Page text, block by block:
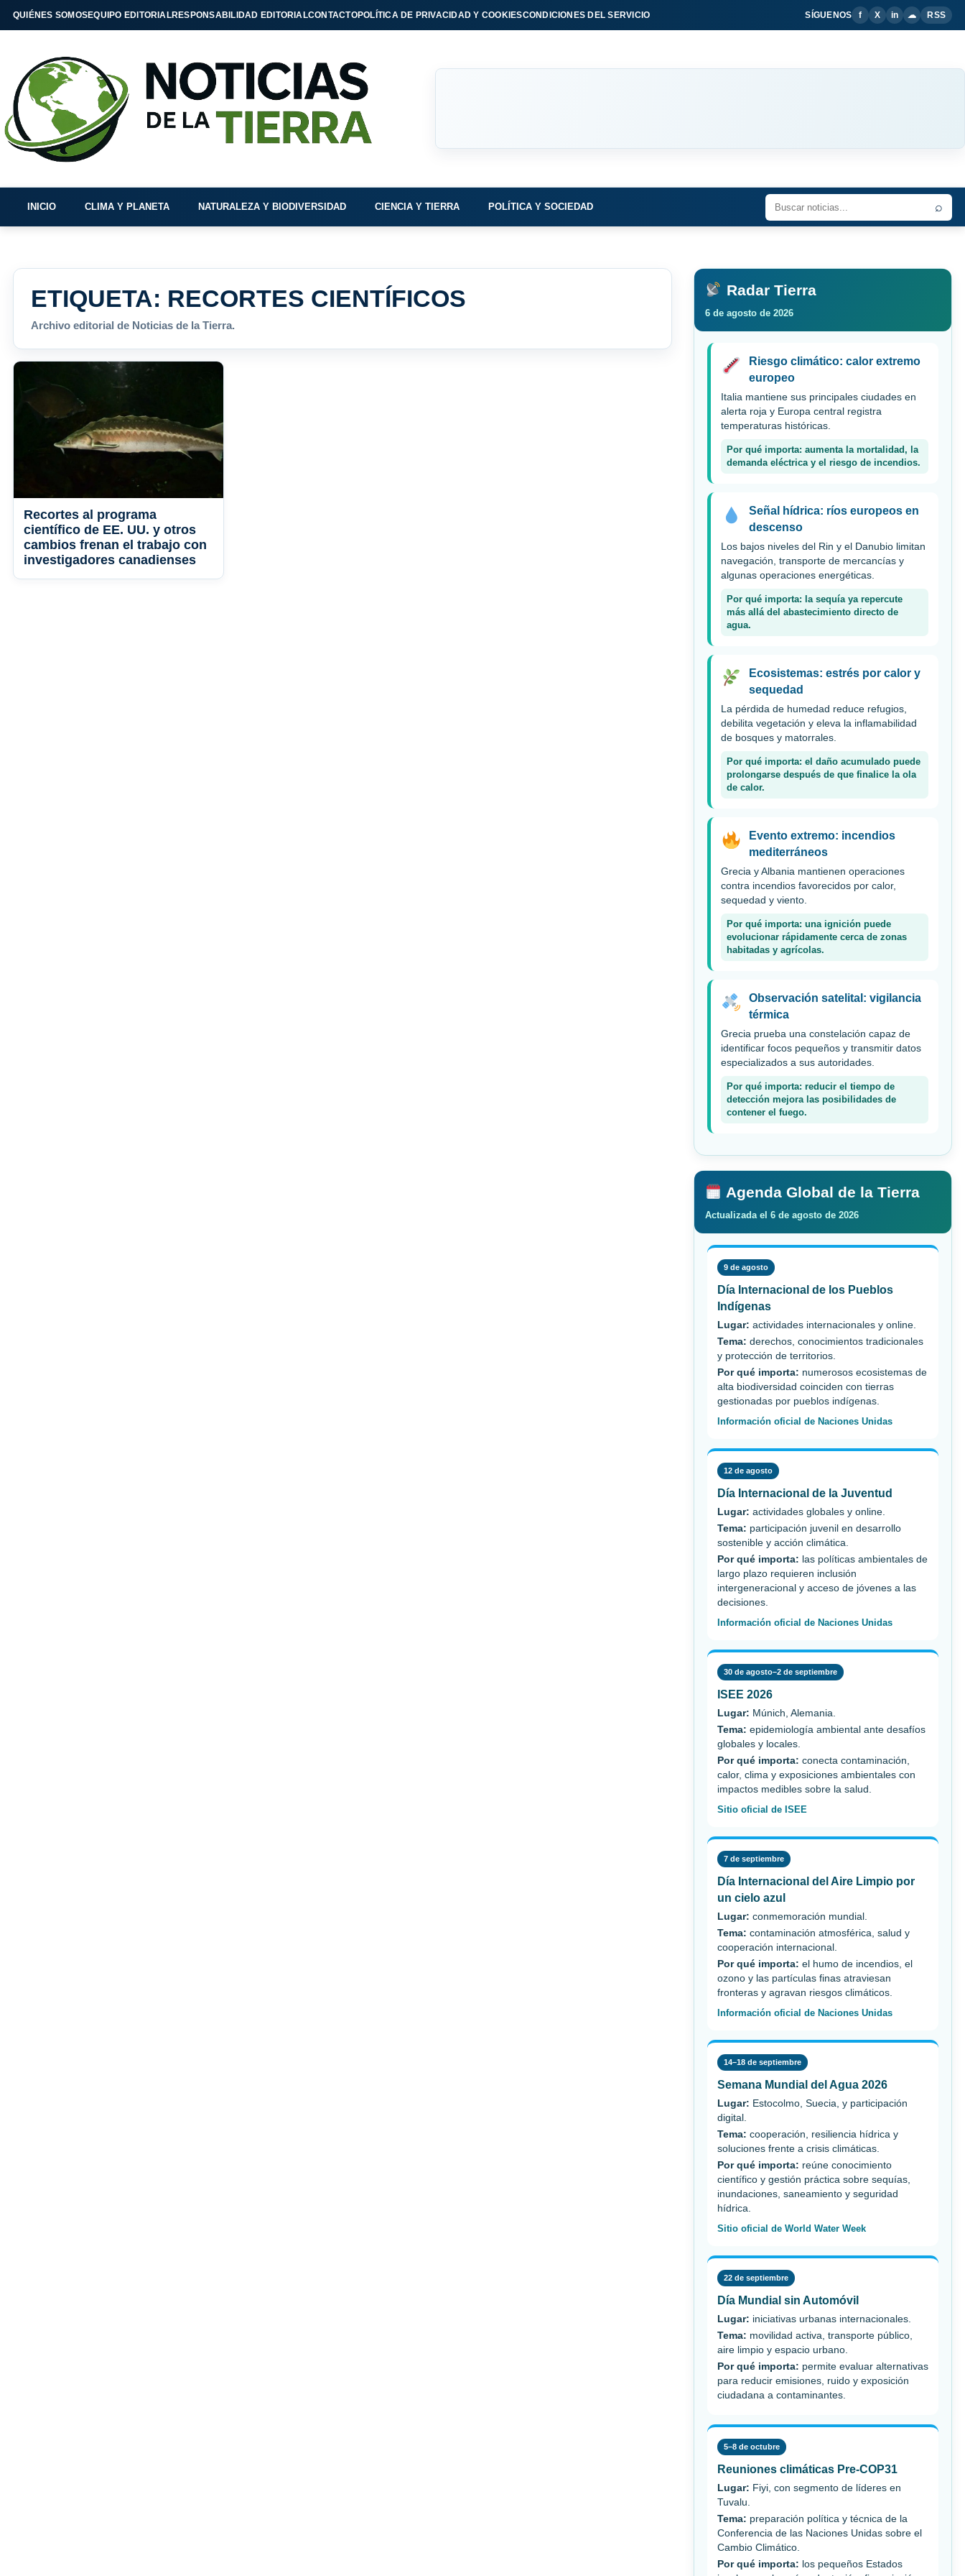
QUIÉNES SOMOSEQUIPO EDITORIALRESPONSABILIDAD EDITORIALCONTACTOPOLÍTICA DE PRIVACIDAD Y COOKIESCONDICIONES DEL SERVICIO SÍGUENOS f X in ☁ RSS
INICIO CLIMA Y PLANETA NATURALEZA Y BIODIVERSIDAD CIENCIA Y TIERRA POLÍTICA Y SOCIEDAD ⌕
ETIQUETA: RECORTES CIENTÍFICOS
Archivo editorial de Noticias de la Tierra.
Recortes al programa
científico de EE. UU. y otros
cambios frenan el trabajo con
investigadores canadienses
Radar Tierra
6 de agosto de 2026
Riesgo climático: calor extremo
europeo
Italia mantiene sus principales ciudades en
alerta roja y Europa central registra
temperaturas históricas.
Por qué importa: aumenta la mortalidad, la
demanda eléctrica y el riesgo de incendios.
Señal hídrica: ríos europeos en
descenso
Los bajos niveles del Rin y el Danubio limitan
navegación, transporte de mercancías y
algunas operaciones energéticas.
Por qué importa: la sequía ya repercute
más allá del abastecimiento directo de
agua.
Ecosistemas: estrés por calor y
sequedad
La pérdida de humedad reduce refugios,
debilita vegetación y eleva la inflamabilidad
de bosques y matorrales.
Por qué importa: el daño acumulado puede
prolongarse después de que finalice la ola
de calor.
Evento extremo: incendios
mediterráneos
Grecia y Albania mantienen operaciones
contra incendios favorecidos por calor,
sequedad y viento.
Por qué importa: una ignición puede
evolucionar rápidamente cerca de zonas
habitadas y agrícolas.
Observación satelital: vigilancia
térmica
Grecia prueba una constelación capaz de
identificar focos pequeños y transmitir datos
especializados a sus autoridades.
Por qué importa: reducir el tiempo de
detección mejora las posibilidades de
contener el fuego.
Agenda Global de la Tierra
Actualizada el 6 de agosto de 2026
9 de agosto
Día Internacional de los Pueblos
Indígenas
Lugar: actividades internacionales y online.
Tema: derechos, conocimientos tradicionales
y protección de territorios.
Por qué importa: numerosos ecosistemas de
alta biodiversidad coinciden con tierras
gestionadas por pueblos indígenas.
Información oficial de Naciones Unidas
12 de agosto
Día Internacional de la Juventud
Lugar: actividades globales y online.
Tema: participación juvenil en desarrollo
sostenible y acción climática.
Por qué importa: las políticas ambientales de
largo plazo requieren inclusión
intergeneracional y acceso de jóvenes a las
decisiones.
Información oficial de Naciones Unidas
30 de agosto–2 de septiembre
ISEE 2026
Lugar: Múnich, Alemania.
Tema: epidemiología ambiental ante desafíos
globales y locales.
Por qué importa: conecta contaminación,
calor, clima y exposiciones ambientales con
impactos medibles sobre la salud.
Sitio oficial de ISEE
7 de septiembre
Día Internacional del Aire Limpio por
un cielo azul
Lugar: conmemoración mundial.
Tema: contaminación atmosférica, salud y
cooperación internacional.
Por qué importa: el humo de incendios, el
ozono y las partículas finas atraviesan
fronteras y agravan riesgos climáticos.
Información oficial de Naciones Unidas
14–18 de septiembre
Semana Mundial del Agua 2026
Lugar: Estocolmo, Suecia, y participación
digital.
Tema: cooperación, resiliencia hídrica y
soluciones frente a crisis climáticas.
Por qué importa: reúne conocimiento
científico y gestión práctica sobre sequías,
inundaciones, saneamiento y seguridad
hídrica.
Sitio oficial de World Water Week
22 de septiembre
Día Mundial sin Automóvil
Lugar: iniciativas urbanas internacionales.
Tema: movilidad activa, transporte público,
aire limpio y espacio urbano.
Por qué importa: permite evaluar alternativas
para reducir emisiones, ruido y exposición
ciudadana a contaminantes.
5–8 de octubre
Reuniones climáticas Pre-COP31
Lugar: Fiyi, con segmento de líderes en
Tuvalu.
Tema: preparación política y técnica de la
Conferencia de las Naciones Unidas sobre el
Cambio Climático.
Por qué importa: los pequeños Estados